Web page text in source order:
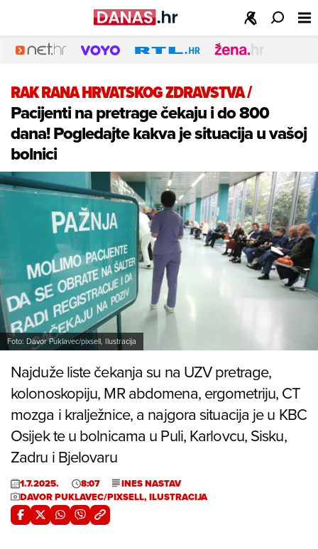
RAK RANA HRVATSKOG ZDRAVSTVA/
Pacijenti na pretrage čekaju i do 800
dana! Pogledajte kakva je situacija u vašoj
bolnici
Foto: Davor Puklavec/pixsell, Ilustracija
Najduže liste čekanja su na UZV pretrage,
kolonoskopiju, MR abdomena, ergometriju, CT
mozga i kralježnice, a najgora situacija je u KBC
Osijek te u bolnicama u Puli, Karlovcu, Sisku,
Zadru i Bjelovaru
1.7.2025. 8:07
INES NASTAV
DAVOR PUKLAVEC/PIXSELL, ILUSTRACIJA